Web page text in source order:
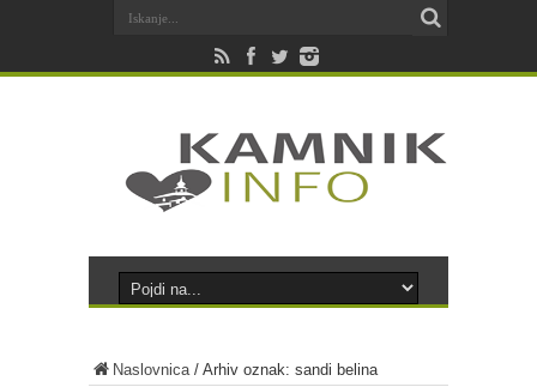
Naslovnica/ Arhiv oznak: sandi belina